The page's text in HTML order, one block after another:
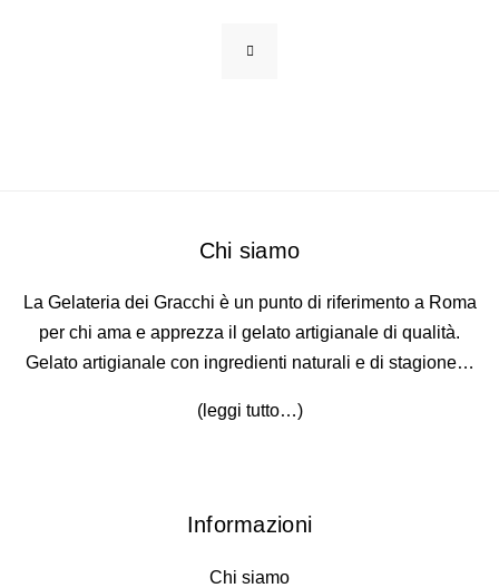
Chi siamo
La Gelateria dei Gracchi è un punto di riferimento a Roma
per chi ama e apprezza il gelato artigianale di qualità.
Gelato artigianale con ingredienti naturali e di stagione…
(leggi tutto…)
Informazioni
Chi siamo